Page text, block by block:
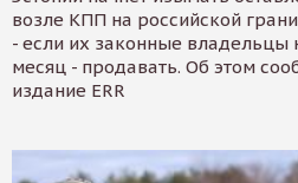
возле КПП на российской
- если их законные владельцы
месяц - продавать. Об этом
издание ERR